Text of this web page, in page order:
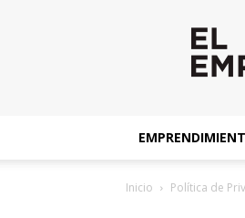
Inicio Política de